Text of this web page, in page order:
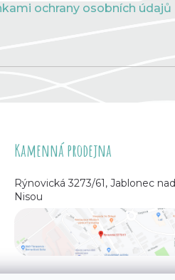
ochrany osobních údajů
Kamenná prodejna
Rýnovická 3273/61, Jablonec nad
Nisou